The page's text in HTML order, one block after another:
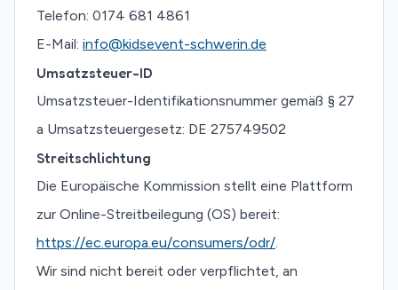
Telefon: 0174 681 4861
E-Mail: info@kidsevent-schwerin.de
Umsatzsteuer-ID
Umsatzsteuer-Identifikationsnummer gemäß § 27
a Umsatzsteuergesetz: DE 275749502
Streitschlichtung
Die Europäische Kommission stellt eine Plattform
zur Online-Streitbeilegung (OS) bereit:
https://ec.europa.eu/consumers/odr/.
Wir sind nicht bereit oder verpflichtet, an